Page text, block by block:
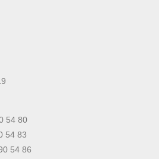
54 80
54 83
54 86